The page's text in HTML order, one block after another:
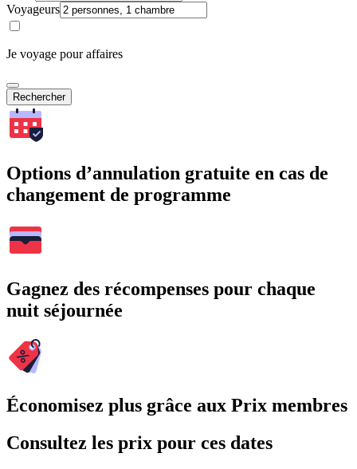
Voyageurs
Je voyage pour affaires
Rechercher
Options d’annulation gratuite en cas de
changement de programme
Gagnez des récompenses pour chaque
nuit séjournée
Économisez plus grâce aux Prix membres
Consultez les prix pour ces dates